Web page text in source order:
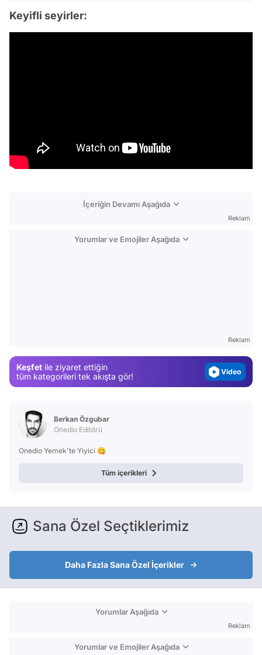
Keyifli seyirler:
İçeriğin Devamı Aşağıda
Reklam
Yorumlar ve Emojiler Aşağıda
Reklam
Keşfet ile ziyaret ettiğin
tüm kategorileri tek akışta gör!
Video
Berkan Özgubar
Onedio Editörü
Onedio Yemek'te Yiyici 😋
Tüm içerikleri
Sana Özel Seçtiklerimiz
Daha Fazla Sana Özel İçerikler
Yorumlar Aşağıda
Reklam
Yorumlar ve Emojiler Aşağıda